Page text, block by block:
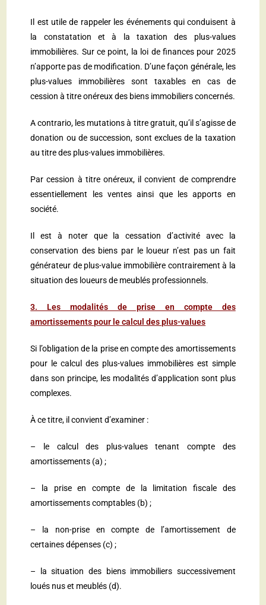
Il est utile de rappeler les événements qui conduisent à
la constatation et à la taxation des plus-values
immobilières. Sur ce point, la loi de finances pour 2025
n’apporte pas de modification. D’une façon générale, les
plus-values immobilières sont taxables en cas de
cession à titre onéreux des biens immobiliers concernés.
A contrario, les mutations à titre gratuit, qu’il s’agisse de
donation ou de succession, sont exclues de la taxation
au titre des plus-values immobilières.
Par cession à titre onéreux, il convient de comprendre
essentiellement les ventes ainsi que les apports en
société.
Il est à noter que la cessation d’activité avec la
conservation des biens par le loueur n’est pas un fait
générateur de plus-value immobilière contrairement à la
situation des loueurs de meublés professionnels.
3. Les modalités de prise en compte des
amortissements pour le calcul des plus-values
Si l’obligation de la prise en compte des amortissements
pour le calcul des plus-values immobilières est simple
dans son principe, les modalités d’application sont plus
complexes.
À ce titre, il convient d’examiner :
– le calcul des plus-values tenant compte des
amortissements (a) ;
– la prise en compte de la limitation fiscale des
amortissements comptables (b) ;
– la non-prise en compte de l’amortissement de
certaines dépenses (c) ;
– la situation des biens immobiliers successivement
loués nus et meublés (d).